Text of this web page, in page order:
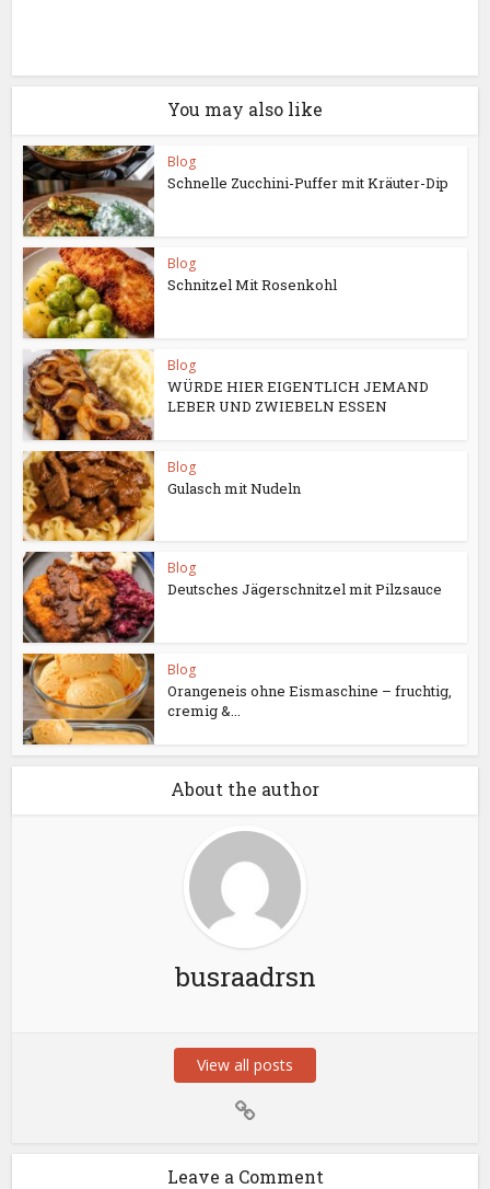
You may also like
Blog
Schnelle Zucchini-Puffer mit Kräuter-Dip
Blog
Schnitzel Mit Rosenkohl
Blog
WÜRDE HIER EIGENTLICH JEMAND
LEBER UND ZWIEBELN ESSEN
Blog
Gulasch mit Nudeln
Blog
Deutsches Jägerschnitzel mit Pilzsauce
Blog
Orangeneis ohne Eismaschine – fruchtig,
cremig &...
About the author
busraadrsn
View all posts
Leave a Comment